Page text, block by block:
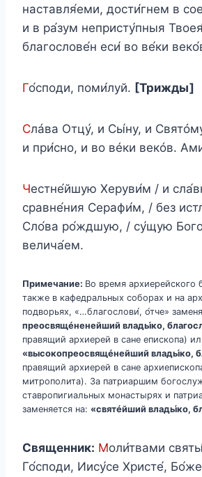
наставля́еми, дости́гнем в
и в ра́зум непристу́пныя
благослове́н еси́ во ве́ки
Го́споди, поми́луй. [Трижды]
Слáва Отцу́, и Сы́ну, и
и при́сно, и во вéки векóв.
Честне́йшую Херуви́м / и
сравне́ния Серафи́м, / без
Сло́ва ро́ждшую, / су́щую
велича́ем.
Примечание: Во время архиерейского
также в кафедральных соборах и на
подворьях, «…благослови́, о́тче»
преосвящéненейший влады́ко,
правящий архиерей в сане епископа)
«высокопреосвящéнейший влады́ко,
правящий архиерей в сане
митрополита). За патриаршим
ставропигиальных монастырях и
заменяется на: «святéйший влады́ко,
Священник: Моли́твами
Го́споди, Иису́се Христе́,